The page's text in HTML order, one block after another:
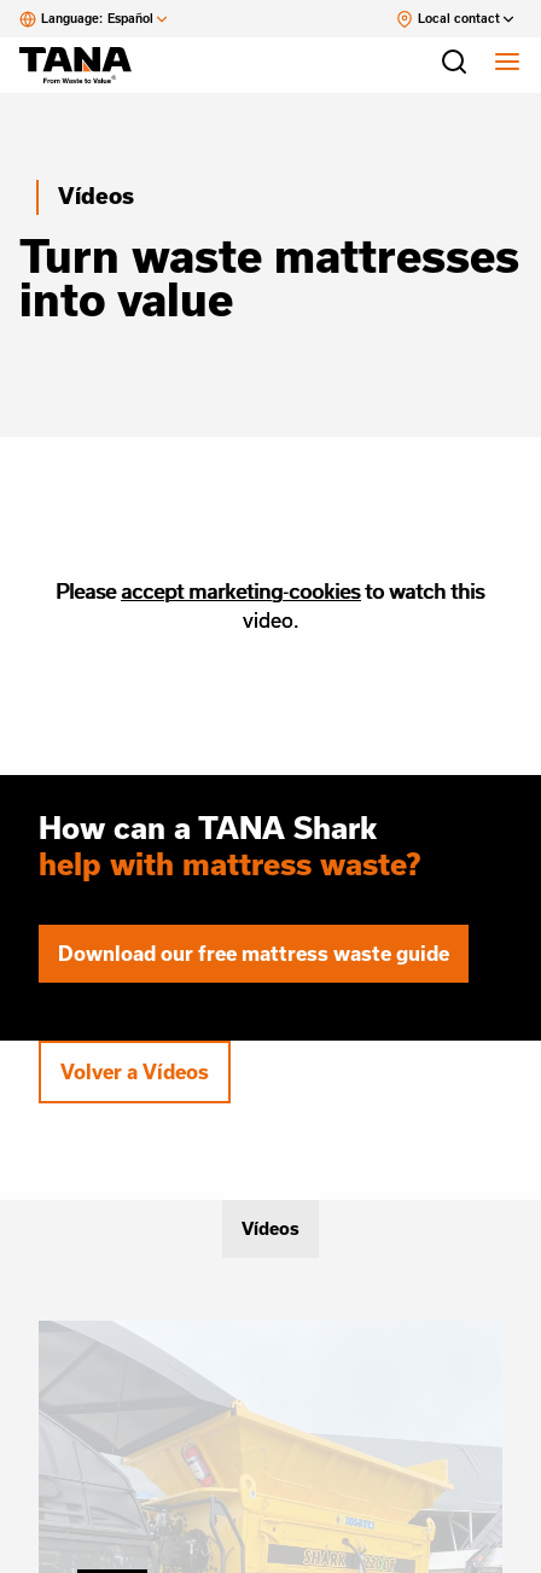
Language: Español Local contact
Vídeos
Turn waste mattresses
into value
Please accept marketingcookies to watch this
video.
Pleaseaccept marketing-cookiesto watch this
video.
How can a TANA Shark
help with mattress waste?
Download our free mattress waste guide
Volver a Vídeos
Vídeos